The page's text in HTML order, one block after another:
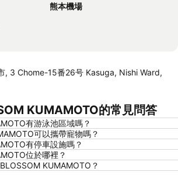
熊本機場
, 3 Chome-15番26号 Kasuga, Nishi Ward,
KUMAMOTO的常見問答
有游泳池區域嗎？
可以攜帶寵物嗎？
有停車設施嗎？
位於哪裡？
KUMAMOTO？